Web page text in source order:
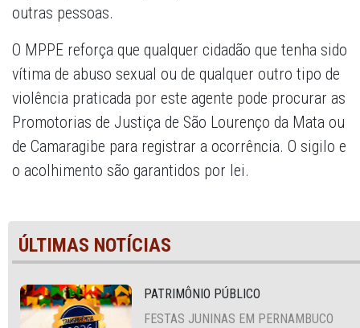
outras pessoas.
O MPPE reforça que qualquer cidadão que tenha sido
vítima de abuso sexual ou de qualquer outro tipo de
violência praticada por este agente pode procurar as
Promotorias de Justiça de São Lourenço da Mata ou
de Camaragibe para registrar a ocorrência. O sigilo e
o acolhimento são garantidos por lei.
ÚLTIMAS NOTÍCIAS
PATRIMÔNIO PÚBLICO
FESTAS JUNINAS EM PERNAMBUCO